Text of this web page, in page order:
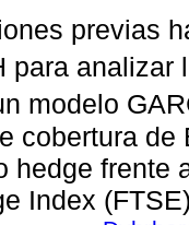
previas
para
modelo
cobertura
hedge frente
Index